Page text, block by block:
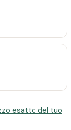
esatto del tuo